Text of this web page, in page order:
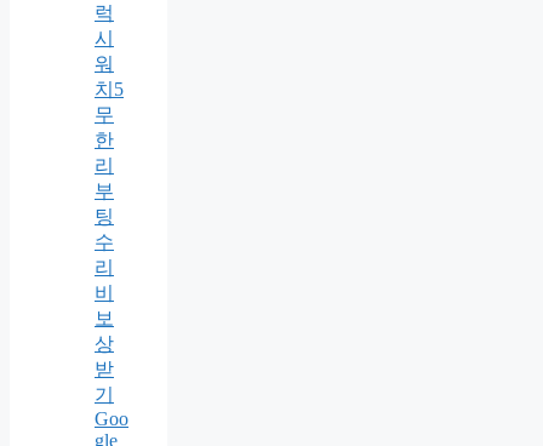
럭
시
워
치5
무
한
리
부
팅
수
리
비
보
상
받
기
Goo
gle